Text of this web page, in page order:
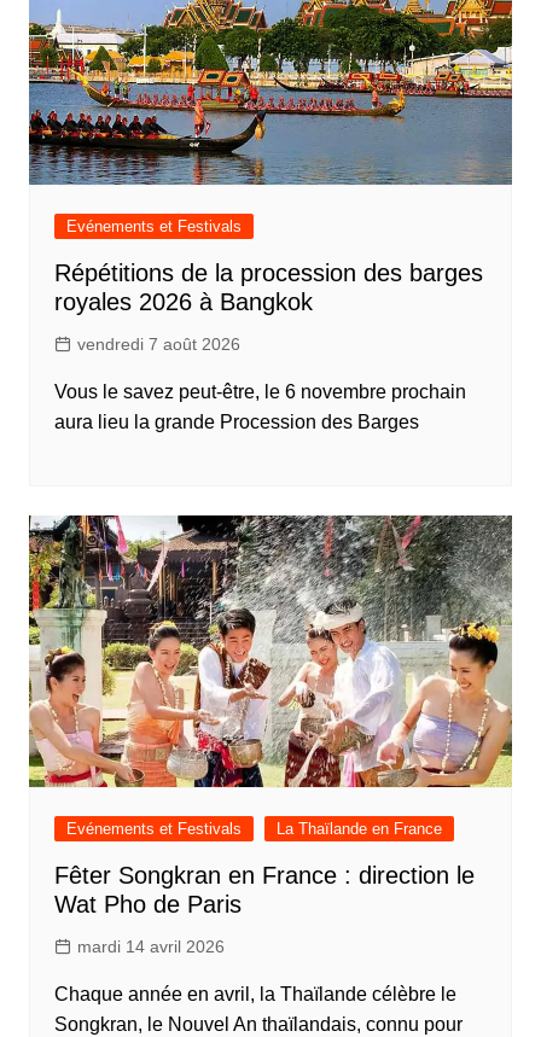
Evénements et Festivals
Répétitions de la procession des barges
royales 2026 à Bangkok
vendredi 7 août 2026
Vous le savez peut-être, le 6 novembre prochain
aura lieu la grande Procession des Barges
Evénements et Festivals La Thaïlande en France
Fêter Songkran en France : direction le
Wat Pho de Paris
mardi 14 avril 2026
Chaque année en avril, la Thaïlande célèbre le
Songkran, le Nouvel An thaïlandais, connu pour